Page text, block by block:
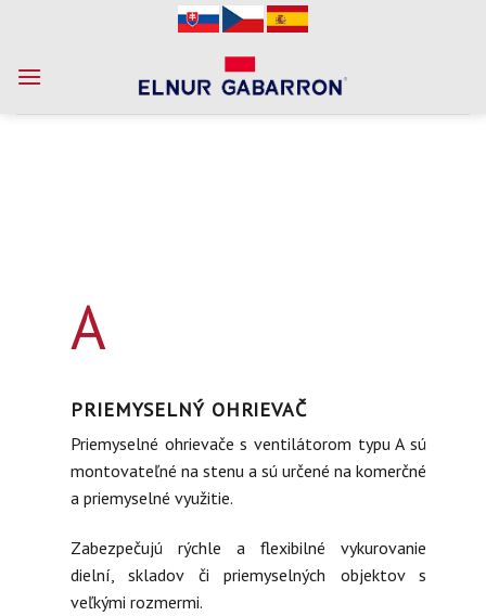
content
A
PRIEMYSELNÝ OHRIEVAČ
Priemyselné ohrievače s ventilátorom typu A sú
montovateľné na stenu a sú určené na komerčné
a priemyselné využitie.
Zabezpečujú rýchle a flexibilné vykurovanie
dielní, skladov či priemyselných objektov s
veľkými rozmermi.